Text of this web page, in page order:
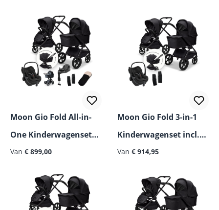
Moon Gio Fold All-in-
One Kinderwagenset
incl. Autostoel &
Van € 899,00
Moon Gio Fold 3-in-1
Kinderwagenset incl.
Maxi-Cosi Pebble Slide
Van € 914,95